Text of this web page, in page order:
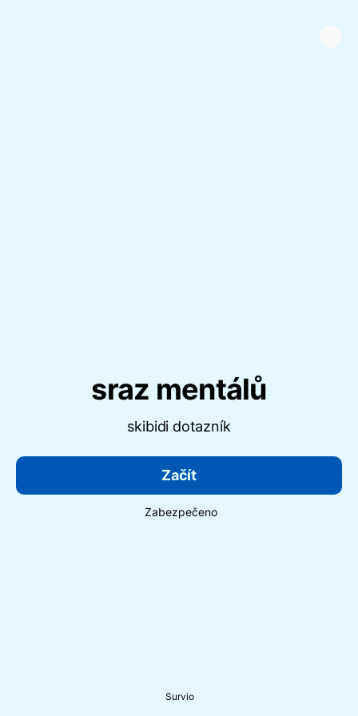
sraz mentálů
skibidi dotazník
Začít
Zabezpečeno
Survio